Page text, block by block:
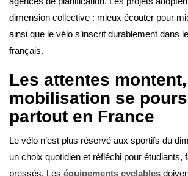
dimension collective : mieux écouter pour
ainsi que le vélo s’inscrit durablement dans
français.
Les attentes
mobilisation se
partout en France
Le vélo n’est plus réservé aux sportifs du
un choix quotidien et réfléchi pour étudiants,
pressés. Les équipements cyclables